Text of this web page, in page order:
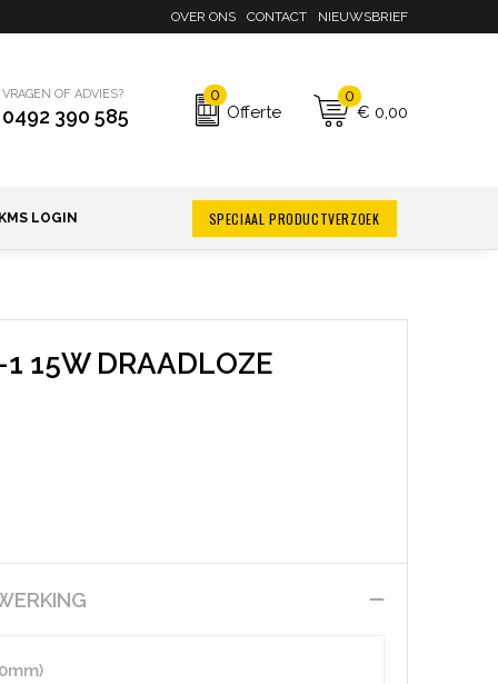
OVER ONS CONTACT NIEUWSBRIEF
VRAGEN OF ADVIES?
0492 390 585
0
Offerte
0
€ 0,00
LOGIN SPECIAAL PRODUCTVERZOEK
15W DRAADLOZE